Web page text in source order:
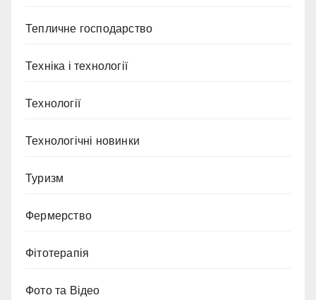
Тепличне господарство
Техніка і технології
Технології
Технологічні новинки
Туризм
Фермерство
Фітотерапія
Фото та Відео